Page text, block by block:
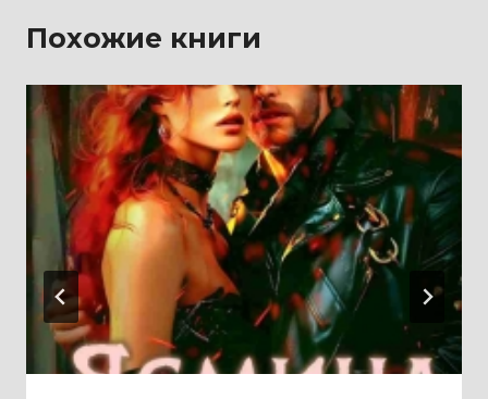
Похожие книги